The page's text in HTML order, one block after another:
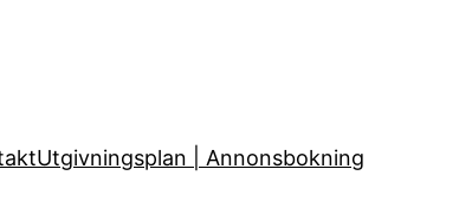
Utgivningsplan | Annonsbokning